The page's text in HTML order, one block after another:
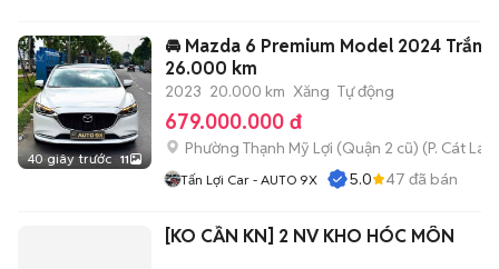
40 giây trước 11
🚘 Mazda 6 Premium Model 2024 Trắng
26.000 km
2023 20.000 km Xăng Tự động
679.000.000 đ
Phường Thạnh Mỹ Lợi (Quận 2 cũ) (P. Cát Lái
Tấn Lợi Car - AUTO 9X 5.0 47 đã bán
[KO CẦN KN] 2 NV KHO HÓC MÔN